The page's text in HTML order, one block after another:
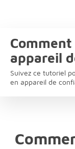
appareil
Suivez ce tutoriel
en appareil de